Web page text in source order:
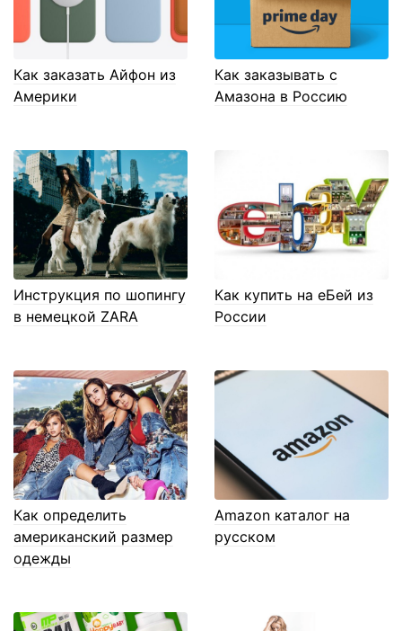
Как заказать Айфон из
Америки
Как заказывать с
Амазона в Россию
Инструкция по шопингу
в немецкой ZARA
Как купить на еБей из
России
Как определить
американский размер
одежды
Amazon каталог на
русском